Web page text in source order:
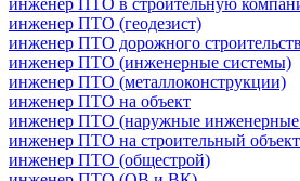
инженер ПТО (геодезист)
инженер ПТО дорожного
инженер ПТО (инженерные системы)
инженер ПТО (металлоконструкции)
инженер ПТО на объект
инженер ПТО (наружные инженерные
инженер ПТО на строительный объект
инженер ПТО (общестрой)